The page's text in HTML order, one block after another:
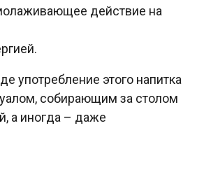
действие на
употребление этого напитка
собирающим за столом
а иногда – даже